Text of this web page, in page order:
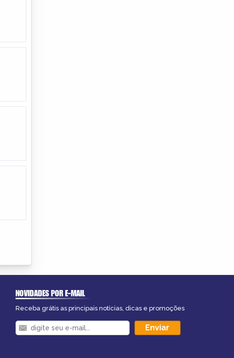
NOVIDADES POR E-MAIL
Receba grátis as principais notícias, dicas e promoções